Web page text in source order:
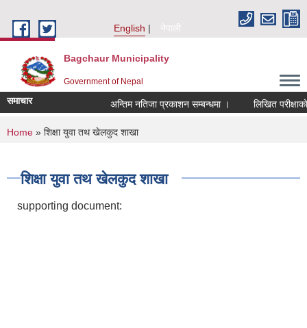
English
नेपाली
Bagchaur Municipality
Government of Nepal
समाचार अन्तिम नतिजा प्रकाशन सम्बन्धमा । लिखित परीक्षाको
You are here
Home » शिक्षा युवा तथ खेलकुद शाखा
शिक्षा युवा तथ खेलकुद शाखा
supporting document: